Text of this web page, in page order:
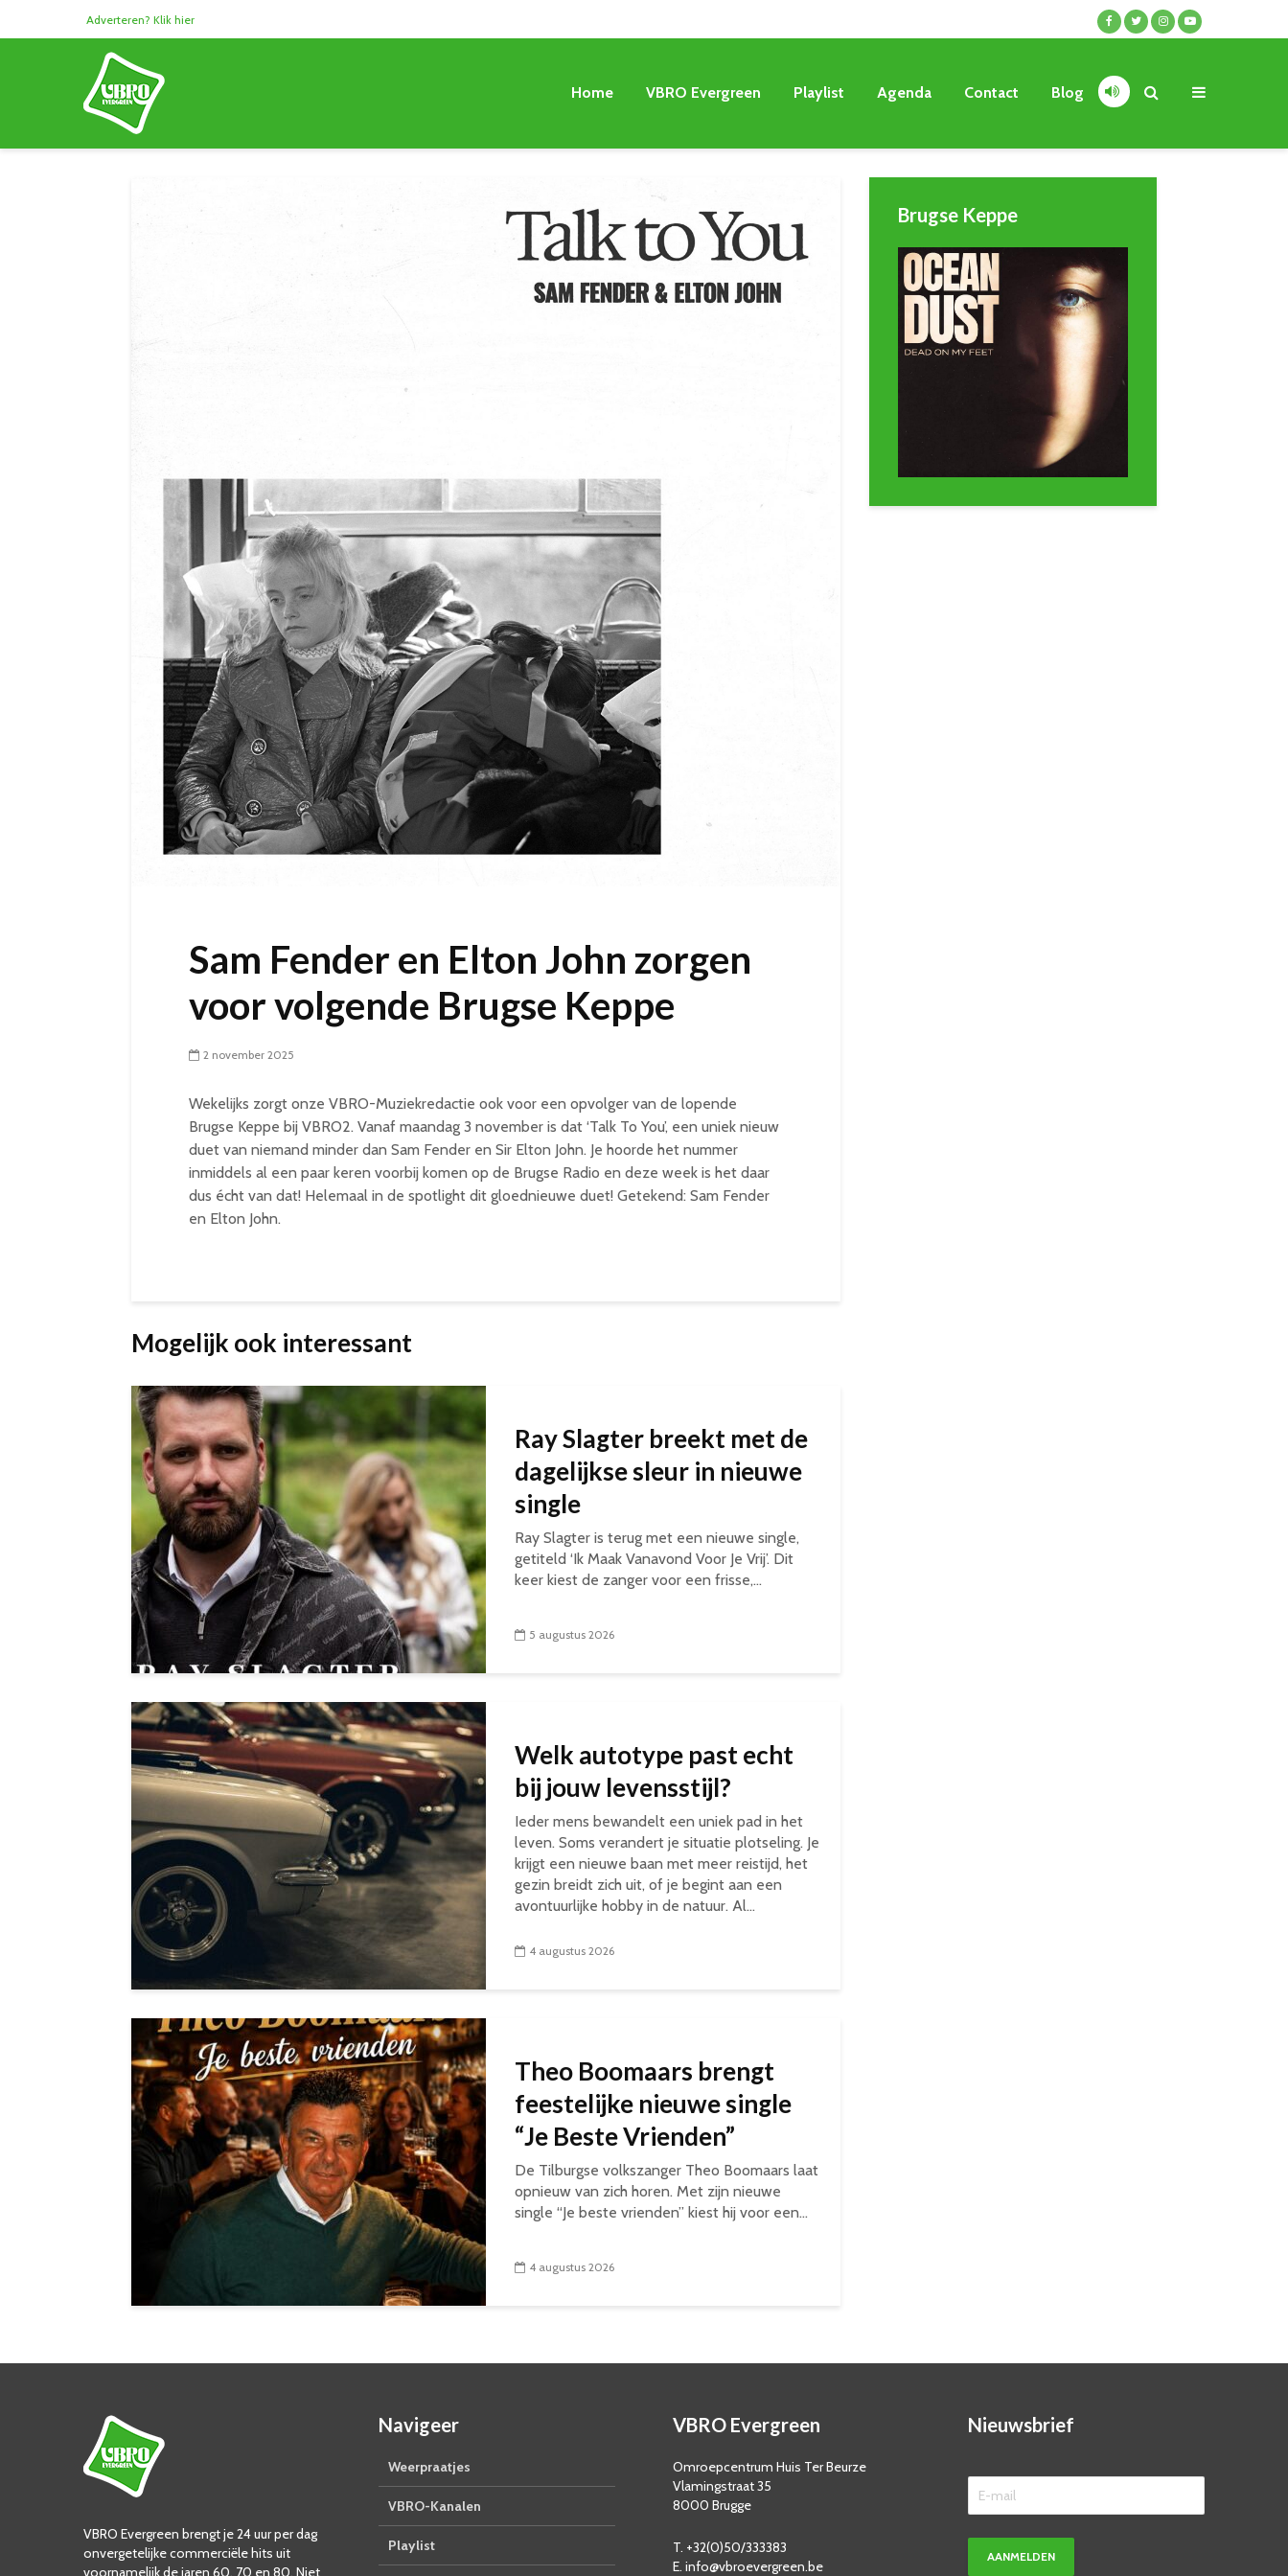
Adverteren? Klik hier
Home VBRO Evergreen Playlist Agenda Contact Blog
Sam Fender en Elton John zorgen
voor volgende Brugse Keppe
2 november 2025
Wekelijks zorgt onze VBRO-Muziekredactie ook voor een opvolger van de lopende
Brugse Keppe bij VBRO2. Vanaf maandag 3 november is dat ‘Talk To You’, een uniek nieuw
duet van niemand minder dan Sam Fender en Sir Elton John. Je hoorde het nummer
inmiddels al een paar keren voorbij komen op de Brugse Radio en deze week is het daar
dus écht van dat! Helemaal in de spotlight dit gloednieuwe duet! Getekend: Sam Fender
en Elton John.
Mogelijk ook interessant
Ray Slagter breekt met de
dagelijkse sleur in nieuwe
single
Ray Slagter is terug met een nieuwe single,
getiteld ‘Ik Maak Vanavond Voor Je Vrij’. Dit
keer kiest de zanger voor een frisse,...
5 augustus 2026
Welk autotype past echt
bij jouw levensstijl?
Ieder mens bewandelt een uniek pad in het
leven. Soms verandert je situatie plotseling. Je
krijgt een nieuwe baan met meer reistijd, het
gezin breidt zich uit, of je begint aan een
avontuurlijke hobby in de natuur. Al...
4 augustus 2026
Theo Boomaars brengt
feestelijke nieuwe single
“Je Beste Vrienden”
De Tilburgse volkszanger Theo Boomaars laat
opnieuw van zich horen. Met zijn nieuwe
single “Je beste vrienden” kiest hij voor een...
4 augustus 2026
Brugse Keppe
VBRO Evergreen brengt je 24 uur per dag
onvergetelijke commerciële hits uit
voornamelijk de jaren 60, 70 en 80. Niet
Navigeer
Weerpraatjes
VBRO-Kanalen
Playlist
VBRO Evergreen
Omroepcentrum Huis Ter Beurze
Vlamingstraat 35
8000 Brugge
T. +32(0)50/333383
E. info@vbroevergreen.be
Nieuwsbrief